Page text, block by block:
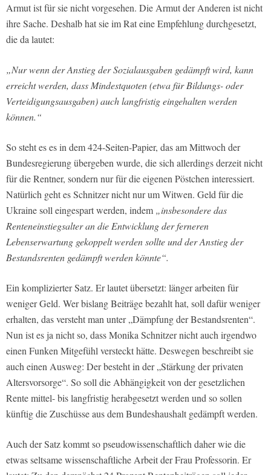
Armut ist für sie nicht vorgesehen. Die Armut der Anderen ist nicht
ihre Sache. Deshalb hat sie im Rat eine Empfehlung durchgesetzt,
die da lautet:
„Nur wenn der Anstieg der Sozialausgaben gedämpft wird, kann
erreicht werden, dass Mindestquoten (etwa für Bildungs- oder
Verteidigungsausgaben) auch langfristig eingehalten werden
können.“
So steht es es in dem 424-Seiten-Papier, das am Mittwoch der
Bundesregierung übergeben wurde, die sich allerdings derzeit nicht
für die Rentner, sondern nur für die eigenen Pöstchen interessiert.
Natürlich geht es Schnitzer nicht nur um Witwen. Geld für die
Ukraine soll eingespart werden, indem „insbesondere das
Renteneinstiegsalter an die Entwicklung der ferneren
Lebenserwartung gekoppelt werden sollte und der Anstieg der
Bestandsrenten gedämpft werden könnte“.
Ein komplizierter Satz. Er lautet übersetzt: länger arbeiten für
weniger Geld. Wer bislang Beiträge bezahlt hat, soll dafür weniger
erhalten, das versteht man unter „Dämpfung der Bestandsrenten“.
Nun ist es ja nicht so, dass Monika Schnitzer nicht auch irgendwo
einen Funken Mitgefühl versteckt hätte. Deswegen beschreibt sie
auch einen Ausweg: Der besteht in der „Stärkung der privaten
Altersvorsorge“. So soll die Abhängigkeit von der gesetzlichen
Rente mittel- bis langfristig herabgesetzt werden und so sollen
künftig die Zuschüsse aus dem Bundeshaushalt gedämpft werden.
Auch der Satz kommt so pseudowissenschaftlich daher wie die
etwas seltsame wissenschaftliche Arbeit der Frau Professorin. Er